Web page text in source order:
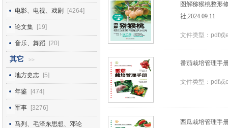
电影、电视、戏剧 [4264]
论文集 [19]
音乐、舞蹈 [20]
其它 >>
地方史志 [5]
年鉴 [474]
军事 [3276]
马列、毛泽东思想、邓论
图解猕猴桃整形
社,2024.09.11
文件类型：pdf
番茄栽培管理手
文件类型：pdf
西瓜栽培管理手